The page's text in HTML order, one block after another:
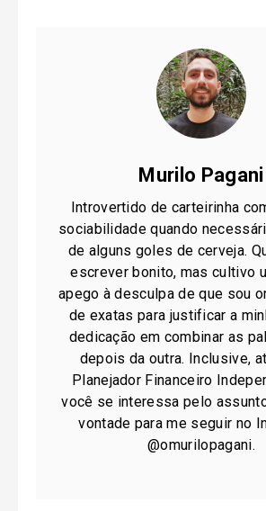
Murilo Pagani
Introvertido de carteirinha
sociabilidade quando
de alguns goles de cerveja.
escrever bonito, mas cultivo
apego à desculpa de que sou
de exatas para justificar a
dedicação em combinar as
depois da outra. Inclusive,
Planejador Financeiro
você se interessa pelo
vontade para me seguir no
@omurilopagani.